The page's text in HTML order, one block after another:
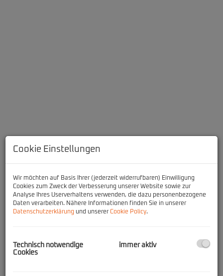
Beschreibung
neuem Glanz. Während das ursprüngliche Gebäude aus dem Jahr
1987 stammt, wurde das Haus innen vollständig erneuert und
Cookie Einstellungen
Wir möchten auf Basis Ihrer (jederzeit widerrufbaren) Einwilligung
Cookies zum Zweck der Verbesserung unserer Website sowie zur
Analyse Ihres Userverhaltens verwenden, die dazu personenbezogene
Daten verarbeiten. Nähere Informationen finden Sie in unserer
Datenschutzerklärung und unserer Cookie Policy.
Technisch notwendige
Cookies
immer aktiv